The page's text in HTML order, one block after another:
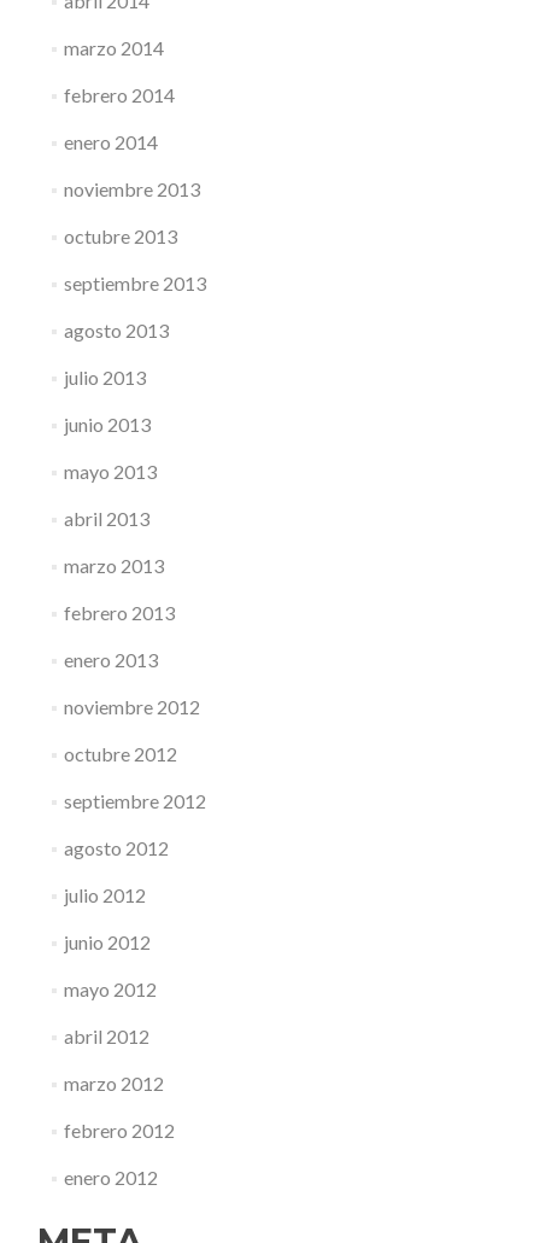
marzo 2014
febrero 2014
enero 2014
noviembre 2013
octubre 2013
septiembre 2013
agosto 2013
julio 2013
junio 2013
mayo 2013
abril 2013
marzo 2013
febrero 2013
enero 2013
noviembre 2012
octubre 2012
septiembre 2012
agosto 2012
julio 2012
junio 2012
mayo 2012
abril 2012
marzo 2012
febrero 2012
enero 2012